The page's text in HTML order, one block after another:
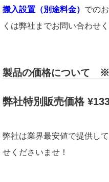
搬入設置（別途料金） での
くは弊社までお問い合わせく
製品の価格について ※
弊社特別販売価格
弊社は業界最安値で提供し
せくださいませ！